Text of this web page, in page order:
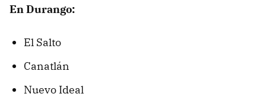
En Durango:
El Salto
Canatlán
Nuevo Ideal